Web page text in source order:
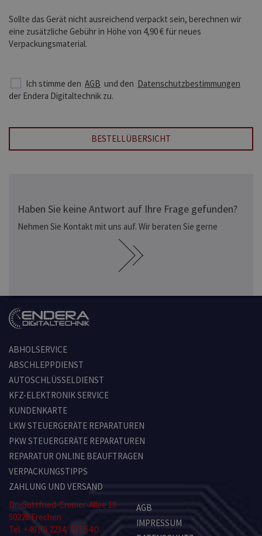
Sollte das Gerät nicht ausreichend verpackt sein, berechnen wir
eine zusätzliche Gebühr in Höhe von 4,90 € für neues
Verpackungsmaterial.
Ich stimme den AGB und den Datenschutzbestimmungen
der Endera Digitaltechnik zu.
BESTELLÜBERSICHT
Haben Sie keine Antwort auf Ihre Frage gefunden?
Nehmen Sie Kontakt mit uns auf. Wir beraten Sie gerne
ABHOLSERVICE
ABSCHLEPPDIENST
AUTOSCHLÜSSELDIENST
KFZ-ELEKTRONIK SERVICE
KUNDENKARTE
LKW STEUERGERÄTE REPARATUREN
PKW STEUERGERÄTE REPARATUREN
REPARATUR ONLINE BEAUFTRAGEN
VERPACKUNGSTIPPS
ZAHLUNG UND VERSAND
Dr.-Gottfried-Cremer-Allee 18
50226 Frechen
Tel. +49 (0) 2234/ 933 54 0
AGB
IMPRESSUM